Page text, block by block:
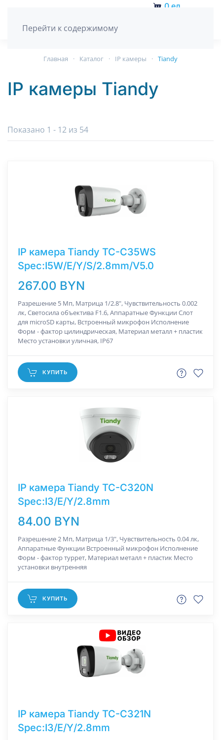
Перейти к содержимому
0 ед.
Главная Каталог IP камеры Tiandy
IP камеры Tiandy
Показано 1 - 12 из 54
IP камера Tiandy TC-C35WS
Spec:I5W/E/Y/S/2.8mm/V5.0
267.00 BYN
Разрешение 5 Мп, Матрица 1/2.8", Чувствительность 0.002
лк, Светосила объектива F1.6, Аппаратные Функции Слот
для microSD карты, Встроенный микрофон Исполнение
Форм - фактор цилиндрическая, Материал металл + пластик
Место установки уличная, IP67
КУПИТЬ
IP камера Tiandy TC-C320N
Spec:I3/E/Y/2.8mm
84.00 BYN
Разрешение 2 Мп, Матрица 1/3", Чувствительность 0.04 лк,
Аппаратные Функции Встроенный микрофон Исполнение
Форм - фактор туррет, Материал металл + пластик Место
установки внутренняя
КУПИТЬ
IP камера Tiandy TC-C321N
Spec:I3/E/Y/2.8mm